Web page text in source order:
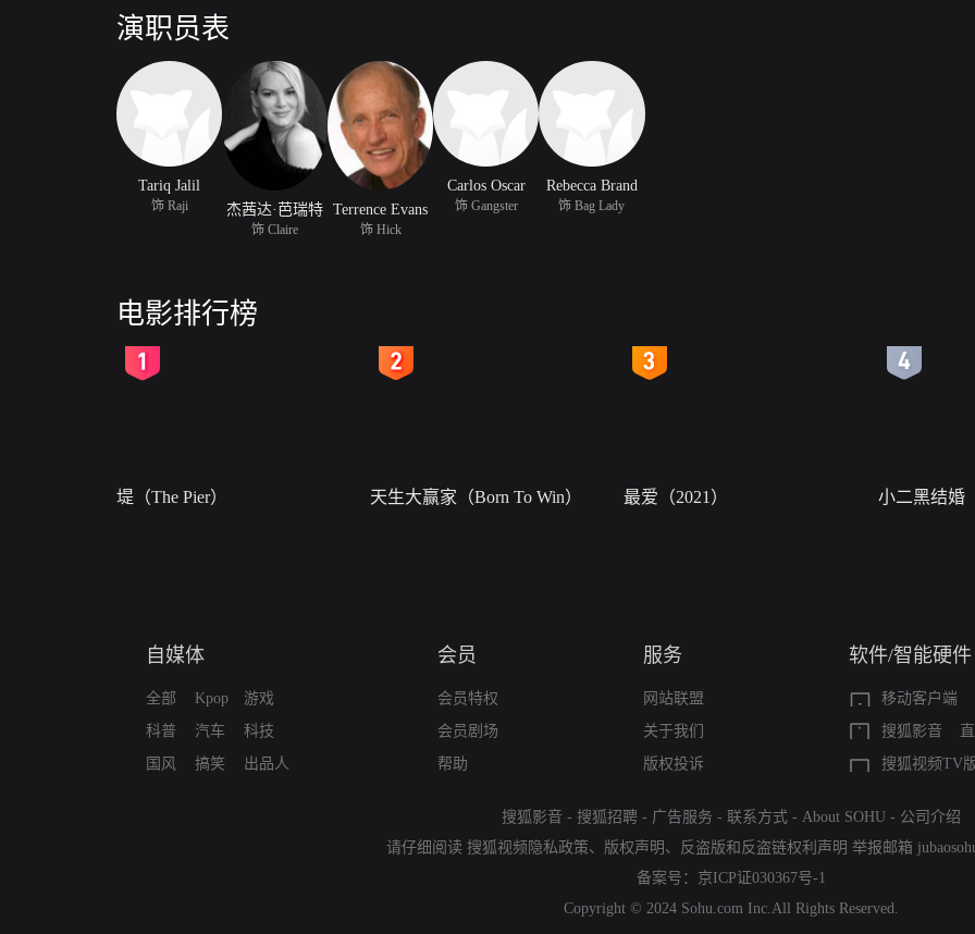
演职员表
Tariq Jalil
饰 Raji 杰茜达·芭瑞特
饰 Claire
Terrence Evans
饰 Hick
Carlos Oscar
饰 Gangster
Rebecca Brand
饰 Bag Lady
电影排行榜
堤（The Pier） 天生大赢家（Born To Win） 最爱（2021） 小二黑结婚
自媒体
全部
科普
国风
Kpop
汽车
搞笑
游戏
科技
出品人
会员
会员特权
会员剧场
帮助
服务
网站联盟
关于我们
版权投诉
软件/智能硬件
移动客户端
搜狐影音
搜狐视频TV
搜狐影音 - 搜狐招聘 - 广告服务 - 联系方式 - About SOHU - 公司介绍
请仔细阅读 搜狐视频隐私政策、 版权声明 、 反盗版和反盗链权利声明 举报邮箱
备案号： 京ICP证030367号-1
Copyright © 2024 Sohu.com Inc.All Rights Reserved.